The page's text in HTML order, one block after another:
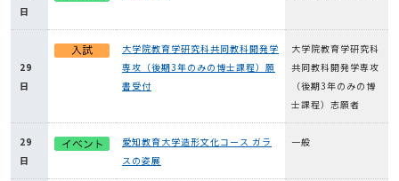
日
29
日
大学院教育学研究科共同教科開発学
専攻（後期3年のみの博士課程）願
書受付
大学院教育学研究科
共同教科開発学専攻
（後期3年のみの博
士課程）志願者
29
日
愛知教育大学造形文化コース ガラ
スの姿展
一般